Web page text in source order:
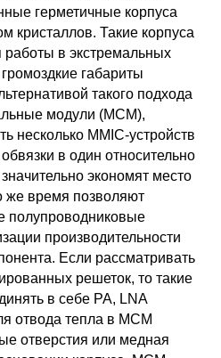
герметичные корпуса
кристаллов. Такие корпуса
работы в экстремальных
габариты
такого подхода
модули (MCM),
несколько MMIC-устройств
в один относительно
экономят место
же время позволяют
полупроводниковые
производительности
Если рассматривать
решеток, то такие
в себе PA, LNA
отвода тепла в MCM
отверстия или медная